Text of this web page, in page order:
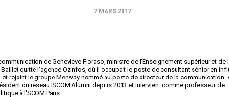
7 MARS 2017
de Geneviève Fioraso, ministre de l'Enseignement supérieur et de
Baillet quitte l'agence Ozinfos, où il occupait le poste de consultant sénior en
rejoint le groupe Menway nommé au poste de directeur de la communication.
du réseau ISCOM Alumni depuis 2013 et intervient comme professeur de
à l'SCOM Paris.